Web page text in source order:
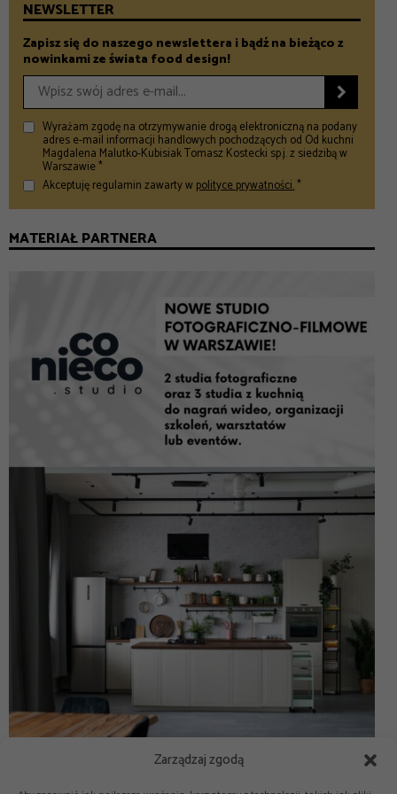
Zarządzaj zgodą
NEWSLETTER
Zapisz się do naszego newslettera i bądź na bieżąco z
nowinkami ze świata food design!

Wyrażam zgodę na otrzymywanie drogą elektroniczną na podany
adres e-mail informacji handlowych pochodzących od Od kuchni
Magdalena Malutko-Kubisiak Tomasz Kostecki sp.j. z siedzibą w
Warszawie *
Akceptuję regulamin zawarty wpolityce prywatności.*
MATERIAŁ PARTNERA